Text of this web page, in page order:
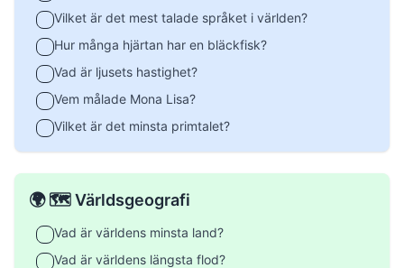
Vilket är det mest talade språket i världen?
Hur många hjärtan har en bläckfisk?
Vad är ljusets hastighet?
Vem målade Mona Lisa?
Vilket är det minsta primtalet?
🌍 🗺️ Världsgeografi
Vad är världens minsta land?
Vad är världens längsta flod?